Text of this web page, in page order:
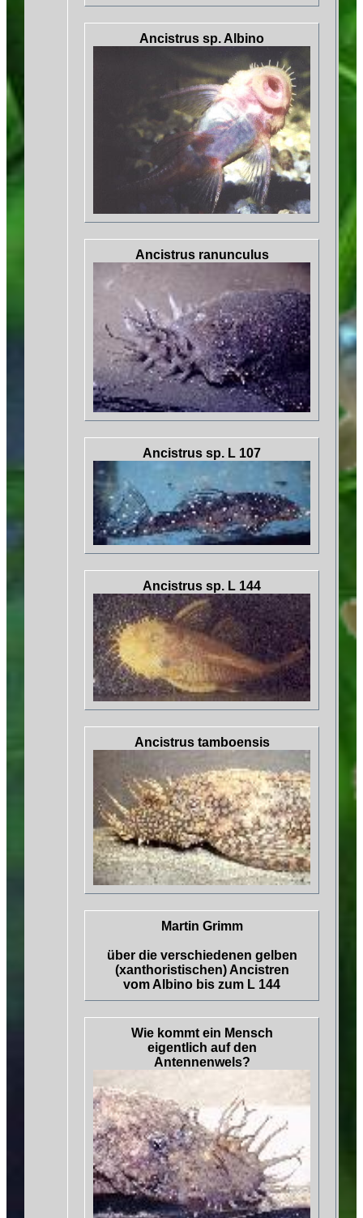
Ancistrus sp. Albino
Ancistrus ranunculus
Ancistrus sp. L 107
Ancistrus sp. L 144
Ancistrus tamboensis
Martin Grimm
über die verschiedenen gelben
(xanthoristischen) Ancistren
vom Albino bis zum L 144
Wie kommt ein Mensch
eigentlich auf den
Antennenwels?